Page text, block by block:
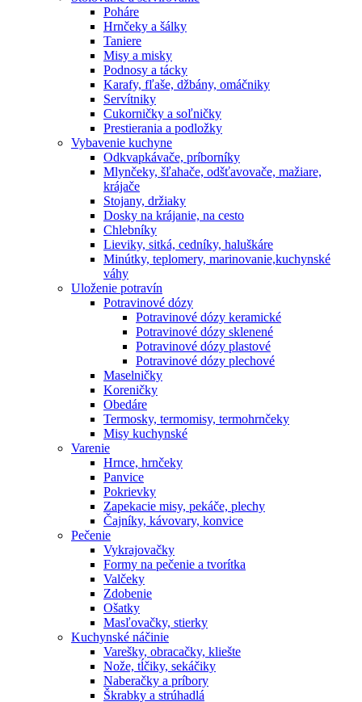
Poháre
Hrnčeky a šálky
Taniere
Misy a misky
Podnosy a tácky
Karafy, fľaše, džbány, omáčniky
Servítniky
Cukorničky a soľničky
Prestierania a podložky
Vybavenie kuchyne
Odkvapkávače, príborníky
Mlynčeky, šľahače, odšťavovače, mažiare,
krájače
Stojany, držiaky
Dosky na krájanie, na cesto
Chlebníky
Lieviky, sitká, cedníky, haluškáre
Minútky, teplomery, marinovanie,kuchynské
váhy
Uloženie potravín
Potravinové dózy
Potravinové dózy keramické
Potravinové dózy sklenené
Potravinové dózy plastové
Potravinové dózy plechové
Maselničky
Koreničky
Obedáre
Termosky, termomisy, termohrnčeky
Misy kuchynské
Varenie
Hrnce, hrnčeky
Panvice
Pokrievky
Zapekacie misy, pekáče, plechy
Čajníky, kávovary, konvice
Pečenie
Vykrajovačky
Formy na pečenie a tvorítka
Valčeky
Zdobenie
Ošatky
Masľovačky, stierky
Kuchynské náčinie
Varešky, obracačky, kliešte
Nože, tĺčiky, sekáčiky
Naberačky a príbory
Škrabky a strúhadlá